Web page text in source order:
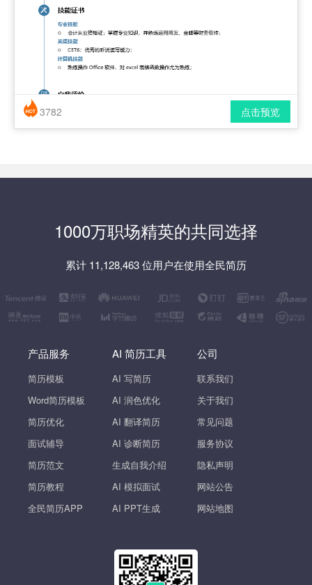
简历风格： 时尚 / 简洁 / 应届生
点击预览
3782
1000万职场精英的共同选择
累计 11,128,463 位用户在使用全民简历
产品服务
简历模板
Word简历模板
简历优化
面试辅导
简历范文
简历教程
全民简历APP
AI 简历工具
AI 写简历
AI 润色优化
AI 翻译简历
AI 诊断简历
生成自我介绍
AI 模拟面试
AI PPT生成
公司
联系我们
关于我们
常见问题
服务协议
隐私声明
网站公告
网站地图